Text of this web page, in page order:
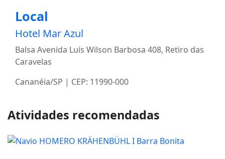
Local
Hotel Mar Azul
Balsa Avenida Luís Wilson Barbosa 408, Retiro das
Caravelas
Cananéia/SP | CEP: 11990-000
Atividades recomendadas